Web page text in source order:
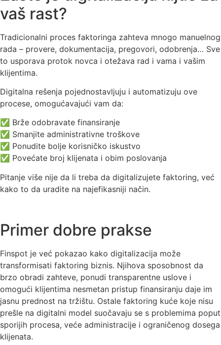
vaš rast?
Tradicionalni proces faktoringa zahteva mnogo manuelnog
rada – provere, dokumentacija, pregovori, odobrenja… Sve
to usporava protok novca i otežava rad i vama i vašim
klijentima.
Digitalna rešenja pojednostavljuju i automatizuju ove
procese, omogućavajući vam da:
✅ Brže odobravate finansiranje
✅ Smanjite administrativne troškove
✅ Ponudite bolje korisničko iskustvo
✅ Povećate broj klijenata i obim poslovanja
Pitanje više nije da li treba da digitalizujete faktoring, već
kako to da uradite na najefikasniji način.
Primer dobre prakse
Finspot je već pokazao kako digitalizacija može
transformisati faktoring biznis. Njihova sposobnost da
brzo obradi zahteve, ponudi transparentne uslove i
omogući klijentima nesmetan pristup finansiranju daje im
jasnu prednost na tržištu. Ostale faktoring kuće koje nisu
prešle na digitalni model suočavaju se s problemima poput
sporijih procesa, veće administracije i ograničenog dosega
klijenata.